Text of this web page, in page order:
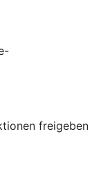
freigeben